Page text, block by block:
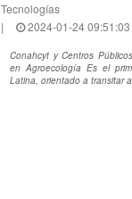
Tecnologías
|
2024-01-24 09:51:03
Conahcyt y Centros
en Agroecología Es el
Latina, orientado a transitar